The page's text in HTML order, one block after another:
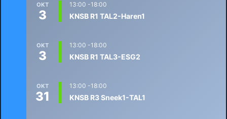
OKT
3
13:00 -18:00
KNSB R1 TAL2-Haren1
OKT
3
13:00 -18:00
KNSB R1 TAL3-ESG2
OKT
31
13:00 -18:00
KNSB R3 Sneek1-TAL1